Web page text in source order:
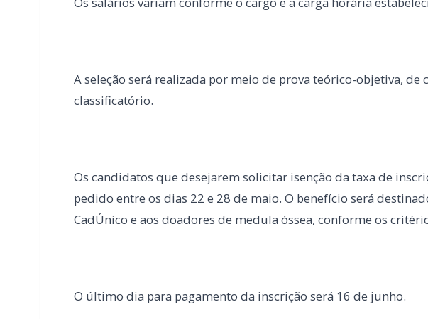
pedido entre os dias 22 e 28 de maio. O benefício será
CadÚnico e aos doadores de medula óssea, conforme os
O último dia para pagamento da inscrição será 16 de junho.